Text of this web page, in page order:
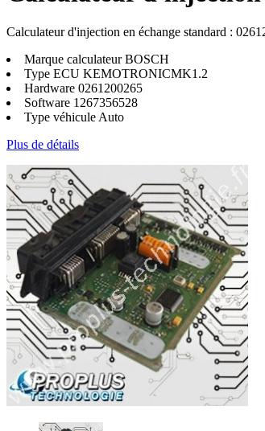
Calculateur d'injection en échange standard :
Marque calculateurBOSCH
Type ECU KEMOTRONICMK1.2
Hardware 0261200265
Software 1267356528
Type véhicule Auto
Plus de détails